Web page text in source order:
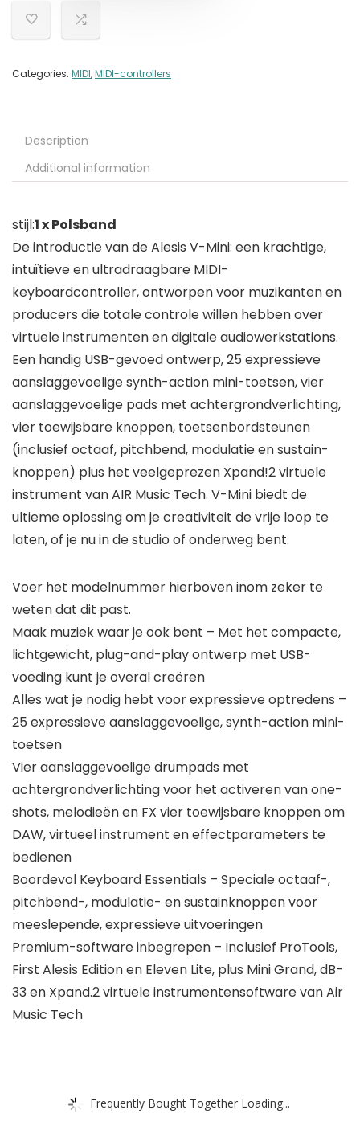
Categories: MIDI,MIDI-controllers
Description
Additional information
stijl:1 x Polsband
De introductie van de Alesis V-Mini: een krachtige,
intuïtieve en ultradraagbare MIDI-
keyboardcontroller, ontworpen voor muzikanten en
producers die totale controle willen hebben over
virtuele instrumenten en digitale audiowerkstations.
Een handig USB-gevoed ontwerp, 25 expressieve
aanslaggevoelige synth-action mini-toetsen, vier
aanslaggevoelige pads met achtergrondverlichting,
vier toewijsbare knoppen, toetsenbordsteunen
(inclusief octaaf, pitchbend, modulatie en sustain-
knoppen) plus het veelgeprezen Xpand!2 virtuele
instrument van AIR Music Tech. V-Mini biedt de
ultieme oplossing om je creativiteit de vrije loop te
laten, of je nu in de studio of onderweg bent.
Voer het modelnummer hierboven inom zeker te
weten dat dit past.
Maak muziek waar je ook bent – Met het compacte,
lichtgewicht, plug-and-play ontwerp met USB-
voeding kunt je overal creëren
Alles wat je nodig hebt voor expressieve optredens –
25 expressieve aanslaggevoelige, synth-action mini-
toetsen
Vier aanslaggevoelige drumpads met
achtergrondverlichting voor het activeren van one-
shots, melodieën en FX vier toewijsbare knoppen om
DAW, virtueel instrument en effectparameters te
bedienen
Boordevol Keyboard Essentials – Speciale octaaf-,
pitchbend-, modulatie- en sustainknoppen voor
meeslepende, expressieve uitvoeringen
Premium-software inbegrepen – Inclusief ProTools,
First Alesis Edition en Eleven Lite, plus Mini Grand, dB-
33 en Xpand.2 virtuele instrumentensoftware van Air
Music Tech
Frequently Bought Together Loading...